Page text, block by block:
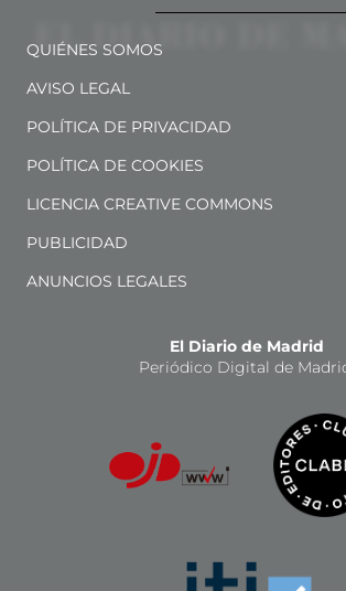
QUIÉNES SOMOS
AVISO LEGAL
POLÍTICA DE PRIVACIDAD
POLÍTICA DE COOKIES
LICENCIA CREATIVE COMMONS
PUBLICIDAD
ANUNCIOS LEGALES
El Diario de Madrid
Periódico Digital de